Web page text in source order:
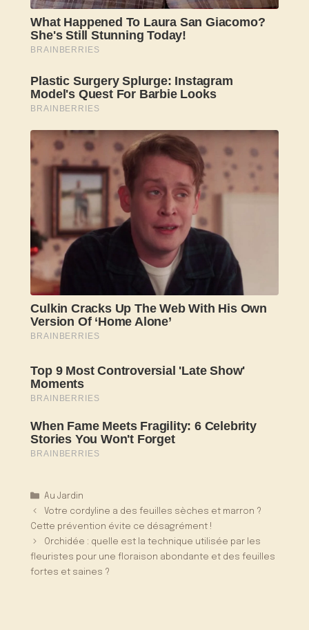
Catégories
Au Jardin
Votre cordyline a des feuilles sèches et marron ?
Cette prévention évite ce désagrément !
Orchidée : quelle est la technique utilisée par les
fleuristes pour une floraison abondante et des feuilles
fortes et saines ?